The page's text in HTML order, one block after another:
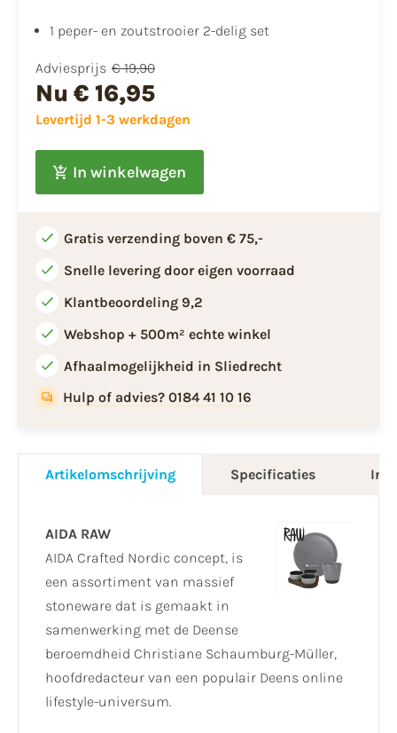
1 peper- en zoutstrooier 2-delig set
Adviesprijs € 19,90
Nu € 16,95
Levertijd 1-3 werkdagen
In winkelwagen
Gratis verzending boven € 75,-
Snelle levering door eigen voorraad
Klantbeoordeling 9,2
Webshop + 500m² echte winkel
Afhaalmogelijkheid in Sliedrecht
Hulp of advies? 0184 41 10 16
Artikelomschrijving Specificaties
AIDA RAW
AIDA Crafted Nordic concept, is
een assortiment van massief
stoneware dat is gemaakt in
samenwerking met de Deense
beroemdheid Christiane Schaumburg-Müller,
hoofdredacteur van een populair Deens online
lifestyle-universum.